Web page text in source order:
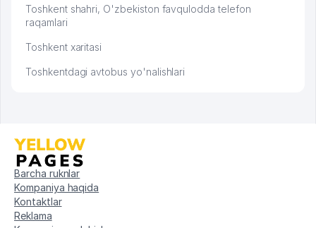
Toshkent shahri, O'zbekiston favqulodda telefon
raqamlari
Toshkent xaritasi
Toshkentdagi avtobus yo'nalishlari
Barcha ruknlar
Kompaniya haqida
Kontaktlar
Reklama